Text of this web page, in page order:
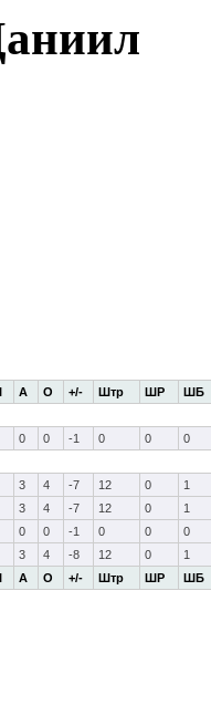
А О +/- Штр ШР ШБ
А О +/- Штр ШР ШБ
0 0 -1 0 0
0
3 4 -7 12 0
1
3 4 -7 12 0
1
0 0 -1 0 0
0
3 4 -8 12 0 1